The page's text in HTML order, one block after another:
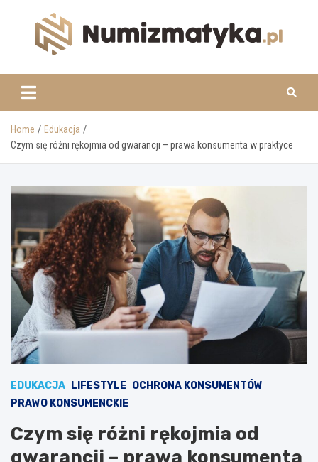
www.numizmatyka.pl
Home
Edukacja
Czym się różni rękojmia od gwarancji – prawa konsumenta w praktyce
EDUKACJA LIFESTYLE OCHRONA KONSUMENTÓW
PRAWO KONSUMENCKIE
Czym się różni rękojmia od
gwarancji – prawa konsumenta